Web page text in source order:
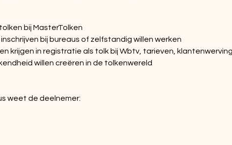
bij MasterTolken
inschrijven bij bureaus of zelfstandig willen werken
krijgen in registratie als tolk bij Wbtv, tarieven,
willen creëren in de tolkenwereld
weet de deelnemer: